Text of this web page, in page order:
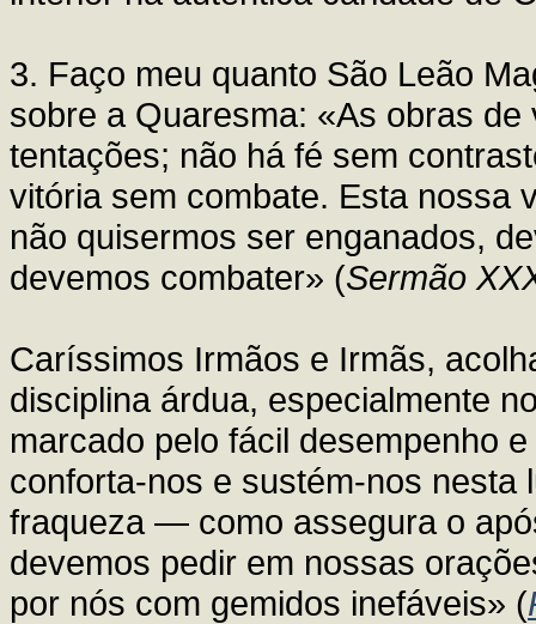
3. Faço meu quanto São Leão
sobre a Quaresma: «As obras
tentações; não há fé sem
vitória sem combate. Esta nossa
não quisermos ser enganados,
devemos combater» (Sermão
Caríssimos Irmãos e Irmãs,
disciplina árdua, especialmente
marcado pelo fácil desempenho
conforta-nos e sustém-nos nesta
fraqueza — como assegura o
devemos pedir em nossas
por nós com gemidos inefáveis» (